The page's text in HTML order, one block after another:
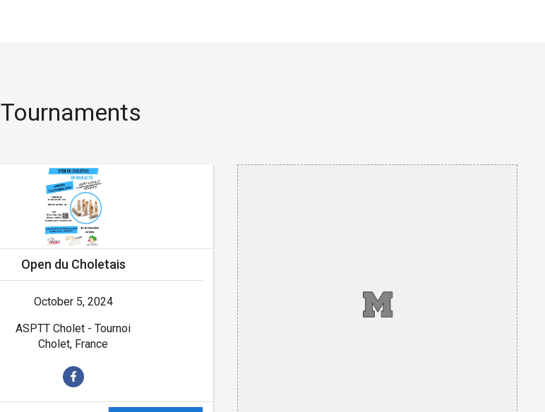
Tournaments
Open du Choletais
October 5, 2024
ASPTT Cholet - Tournoi
Cholet, France